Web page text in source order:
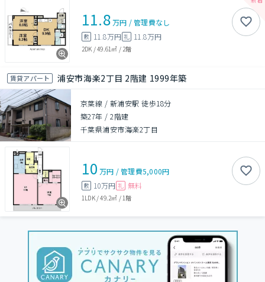
11.8万円 /管理費なし
敷 11.8万円 礼 11.8万円
2DK /49.61㎡ / 2階
賃貸アパート 浦安市海楽2丁目 2階建 1999年築
京葉線 / 新浦安駅 徒歩18分
築27年 /2階建
千葉県浦安市海楽2丁目
10 万円 /管理費5,000円
敷 10万円 礼 無料
1LDK/49.2㎡ / 1階